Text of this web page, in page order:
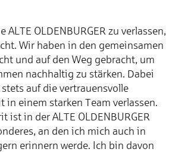
ALTE OLDENBURGER zu verlassen,
Wir haben in den gemeinsamen
und auf den Weg gebracht, um
nachhaltig zu stärken. Dabei
auf die vertrauensvolle
in einem starken Team verlassen.
ist in der ALTE OLDENBURGER
an den ich mich auch in
erinnern werde. Ich bin davon